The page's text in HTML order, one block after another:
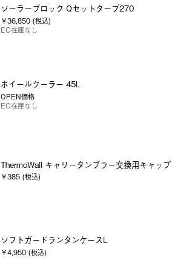
ソーラーブロック Qセットタープ270
￥36,850 (税込)
EC在庫なし
ホイールクーラー 45L
OPEN価格
EC在庫なし
ThermoWall キャリータンブラー交換用キャップ
￥385 (税込)
ソフトガードランタンケースL
￥4,950 (税込)